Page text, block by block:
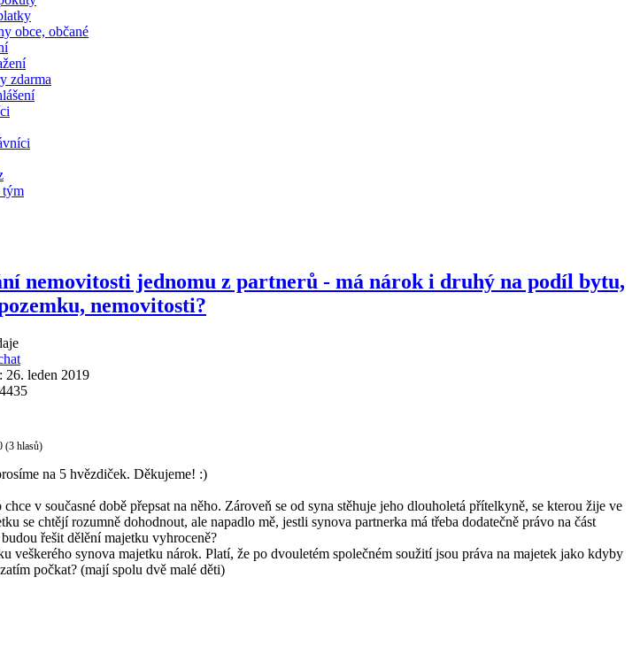
obce, občané
zdarma
tým
nemovitosti jednomu z partnerů - má nárok i druhý na podíl bytu,
nemovitosti?
26. leden 2019
(3 hlasů)
na 5 hvězdiček. Děkujeme! :)
v současné době přepsat na něho. Zároveň se od syna stěhuje jeho dlouholetá přítelkyně, se kterou žije ve
se chtějí rozumně dohodnout, ale napadlo mě, jestli synova partnerka má třeba dodatečně právo na část
řešit dělění majetku vyhroceně?
veškerého synova majetku nárok. Platí, že po dvouletém společném soužití jsou práva na majetek jako kdyby
počkat? (mají spolu dvě malé děti)